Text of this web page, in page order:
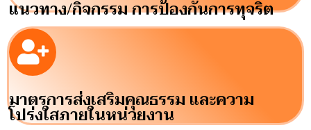
แนวทาง/กิจกรรม การป้องกันการทุจริต
มาตรการส่งเสริมคุณธรรม และความ
โปร่งใสภายในหน่วยงาน